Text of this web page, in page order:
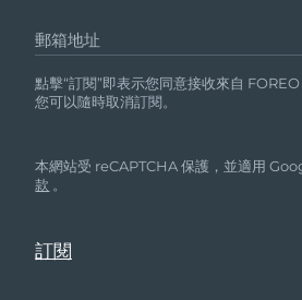
郵箱地址
點擊“訂閱”即表示您同意接收來自
您可以隨時取消訂閱。
本網站受 reCAPTCHA 保護，並適用
款 。